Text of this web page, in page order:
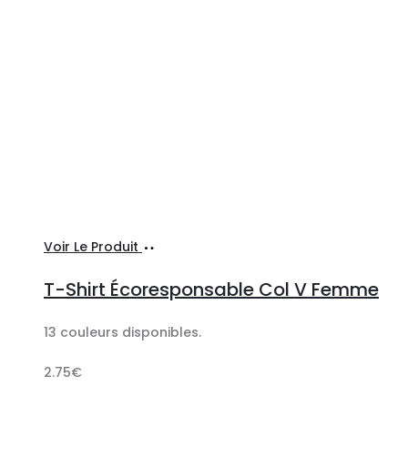
Voir Le Produit
panier
T-Shirt Écoresponsable Col V Femme
13 couleurs disponibles.
2.75€